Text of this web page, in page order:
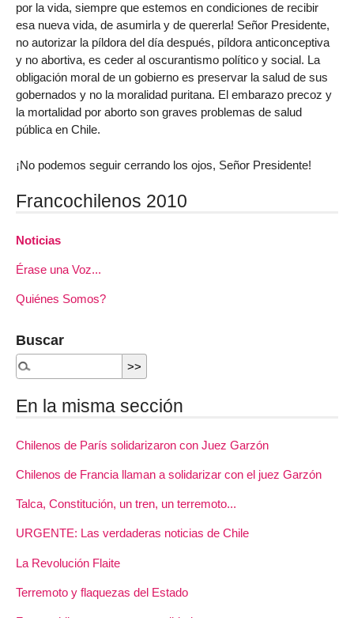
por la vida, siempre que estemos en condiciones de recibir
esa nueva vida, de asumirla y de quererla! Señor Presidente,
no autorizar la píldora del día después, píldora anticonceptiva
y no abortiva, es ceder al oscurantismo político y social. La
obligación moral de un gobierno es preservar la salud de sus
gobernados y no la moralidad puritana. El embarazo precoz y
la mortalidad por aborto son graves problemas de salud
pública en Chile.
¡No podemos seguir cerrando los ojos, Señor Presidente!
Francochilenos 2010
Noticias
Érase una Voz...
Quiénes Somos?
Buscar
En la misma sección
Chilenos de París solidarizaron con Juez Garzón
Chilenos de Francia llaman a solidarizar con el juez Garzón
Talca, Constitución, un tren, un terremoto...
URGENTE: Las verdaderas noticias de Chile
La Revolución Flaite
Terremoto y flaquezas del Estado